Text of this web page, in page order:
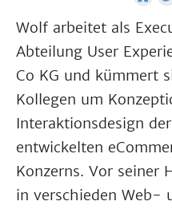
Wolf arbeitet als
Abteilung User
Co KG und kümmert
Kollegen um
Interaktionsdesign
entwickelten
Konzerns. Vor seiner
in verschieden Web-